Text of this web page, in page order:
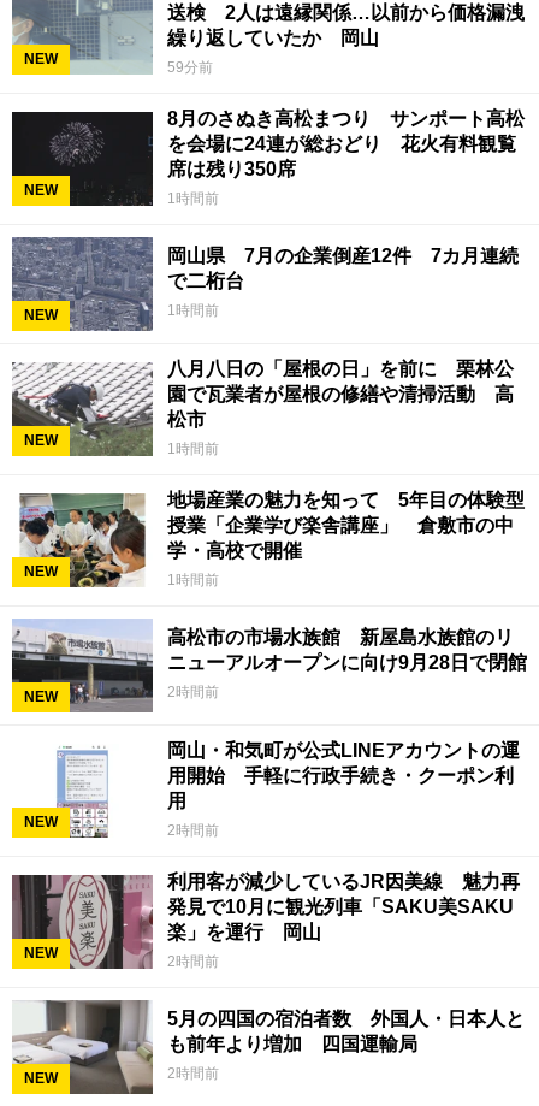
NEW
送検 2人は遠縁関係…以前から価格漏洩
繰り返していたか 岡山
59分前
NEW
8月のさぬき高松まつり サンポート高松
を会場に24連が総おどり 花火有料観覧
席は残り350席
1時間前
NEW
岡山県 7月の企業倒産12件 7カ月連続
で二桁台
1時間前
NEW
八月八日の「屋根の日」を前に 栗林公
園で瓦業者が屋根の修繕や清掃活動 高
松市
1時間前
NEW
地場産業の魅力を知って 5年目の体験型
授業「企業学び楽舎講座」 倉敷市の中
学・高校で開催
1時間前
NEW
高松市の市場水族館 新屋島水族館のリ
ニューアルオープンに向け9月28日で閉館
2時間前
NEW
岡山・和気町が公式LINEアカウントの運
用開始 手軽に行政手続き・クーポン利
用
2時間前
NEW
利用客が減少しているJR因美線 魅力再
発見で10月に観光列車「SAKU美SAKU
楽」を運行 岡山
2時間前
NEW
5月の四国の宿泊者数 外国人・日本人と
も前年より増加 四国運輸局
2時間前